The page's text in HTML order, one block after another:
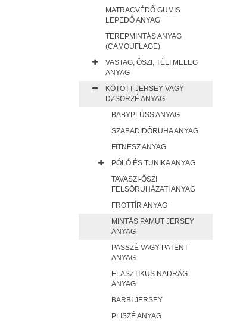
MATRACVÉDŐ GUMIS
LEPEDŐ ANYAG
TEREPMINTÁS ANYAG
(CAMOUFLAGE)
VASTAG, ŐSZI, TÉLI MELEG
ANYAG
KÖTÖTT JERSEY VAGY
DZSÖRZÉ ANYAG
BABYPLÜSS ANYAG
SZABADIDŐRUHA ANYAG
FITNESZ ANYAG
PÓLÓ ÉS TUNIKA ANYAG
TAVASZI-ŐSZI
FELSŐRUHÁZATI ANYAG
FROTTÍR ANYAG
MINTÁS PAMUT JERSEY
ANYAG
PASSZÉ VAGY PATENT
ANYAG
ELASZTIKUS NADRÁG
ANYAG
BARBI JERSEY
PLISZÉ ANYAG